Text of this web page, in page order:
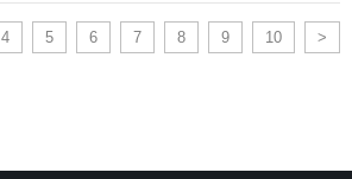
4 5 6 7 8 9 10 >